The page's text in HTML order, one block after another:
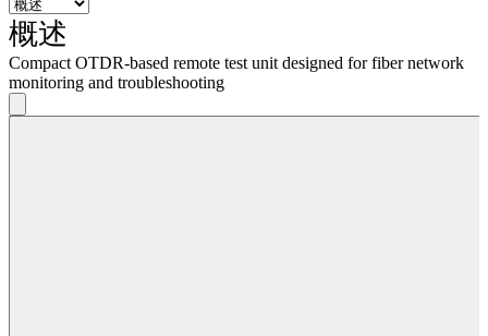
买
资
源
联
概述
Compact OTDR-based remote test unit designed for fiber network
monitoring and troubleshooting